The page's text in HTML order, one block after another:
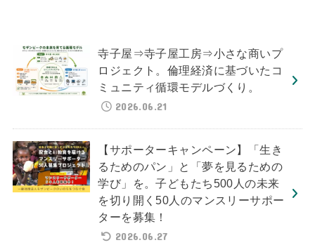
寺子屋⇒寺子屋工房⇒小さな商いプ
ロジェクト。倫理経済に基づいたコ
ミュニティ循環モデルづくり。
2026.06.21
【サポーターキャンペーン】「生き
るためのパン」と「夢を見るための
学び」を。子どもたち500人の未来
を切り開く50人のマンスリーサポー
ターを募集！
2026.06.27